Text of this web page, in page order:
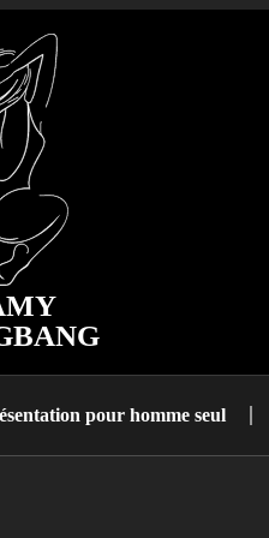
pour homme seul